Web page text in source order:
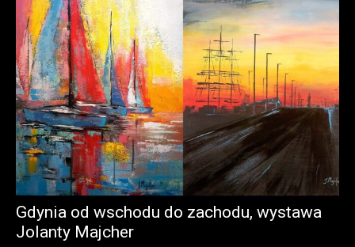
Gdynia od wschodu do zachodu, wystawa
Jolanty Majcher